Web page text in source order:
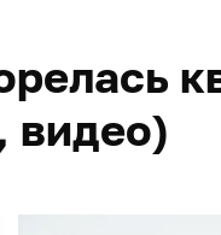
видео)